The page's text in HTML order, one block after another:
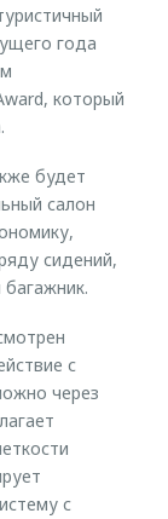
года
который
будет
салон
сидений,
с
через
с